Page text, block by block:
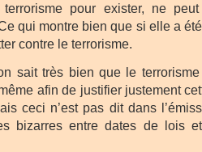
pour exister, ne
qui montre bien que si elle a
contre le terrorisme.
sait très bien que le
afin de justifier justement
ceci n’est pas dit dans
bizarres entre dates de lois